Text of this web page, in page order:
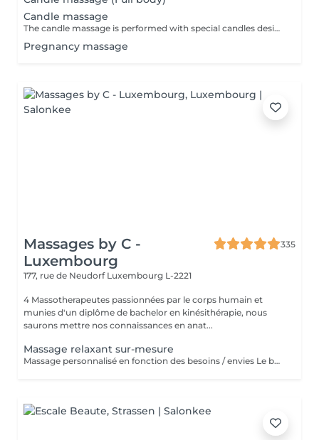
Candle massage
The candle massage is performed with special candles designed to be only for massage This massage is perfect for relaxing your back muscles and your skin warming up your body to be deep relaxing by the senses of the smell
Pregnancy massage
Massages by C -
Luxembourg
335
177, rue de Neudorf Luxembourg L-2221
4 Massotherapeutes passionnées par le corps humain et
munies d'un diplôme de bachelor en kinésithérapie, nous
saurons mettre nos connaissances en anat...
Massage relaxant sur-mesure
Massage personnalisé en fonction des besoins / envies Le but de ce massage sera la détente et la relaxation, le rythme sera plutôt lent et la pression modérée